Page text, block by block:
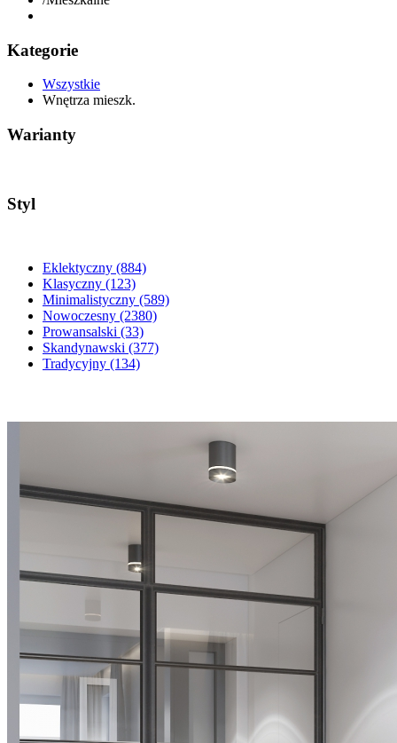
Kategorie
Wszystkie
Wnętrza mieszk.
Warianty
Styl
Eklektyczny (884)
Klasyczny (123)
Minimalistyczny (589)
Nowoczesny (2380)
Prowansalski (33)
Skandynawski (377)
Tradycyjny (134)